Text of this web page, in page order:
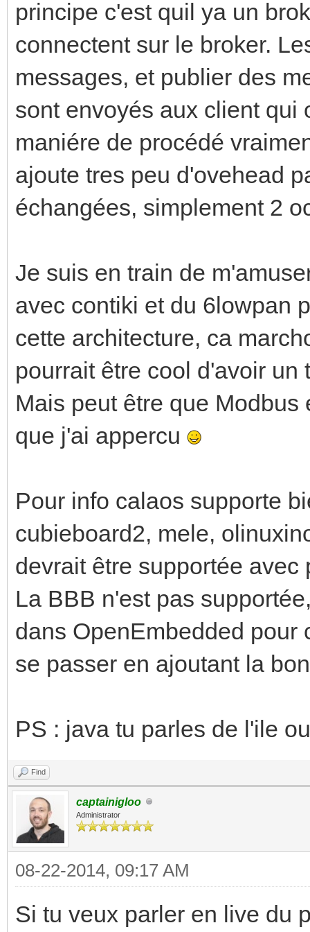
principe c'est quil ya un
connectent sur le broker.
messages, et publier des
sont envoyés aux client qui
maniére de procédé
ajoute tres peu d'ovehead
échangées, simplement 2
Je suis en train de
avec contiki et du 6lowpan
cette architecture, ca
pourrait être cool d'avoir
Mais peut être que
que j'ai appercu
Pour info calaos supporte
cubieboard2, mele,
devrait être supportée avec
La BBB n'est pas
dans OpenEmbedded pour
se passer en ajoutant la
PS : java tu parles de l'ile
Find
captainigloo
Administrator
08-22-2014, 09:17 AM
Si tu veux parler en live du